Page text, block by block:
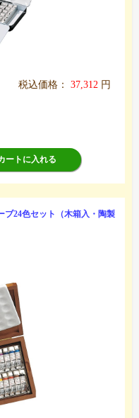
税込価格： 37,312 円
ートに入れる
24色セット（木箱入・陶製